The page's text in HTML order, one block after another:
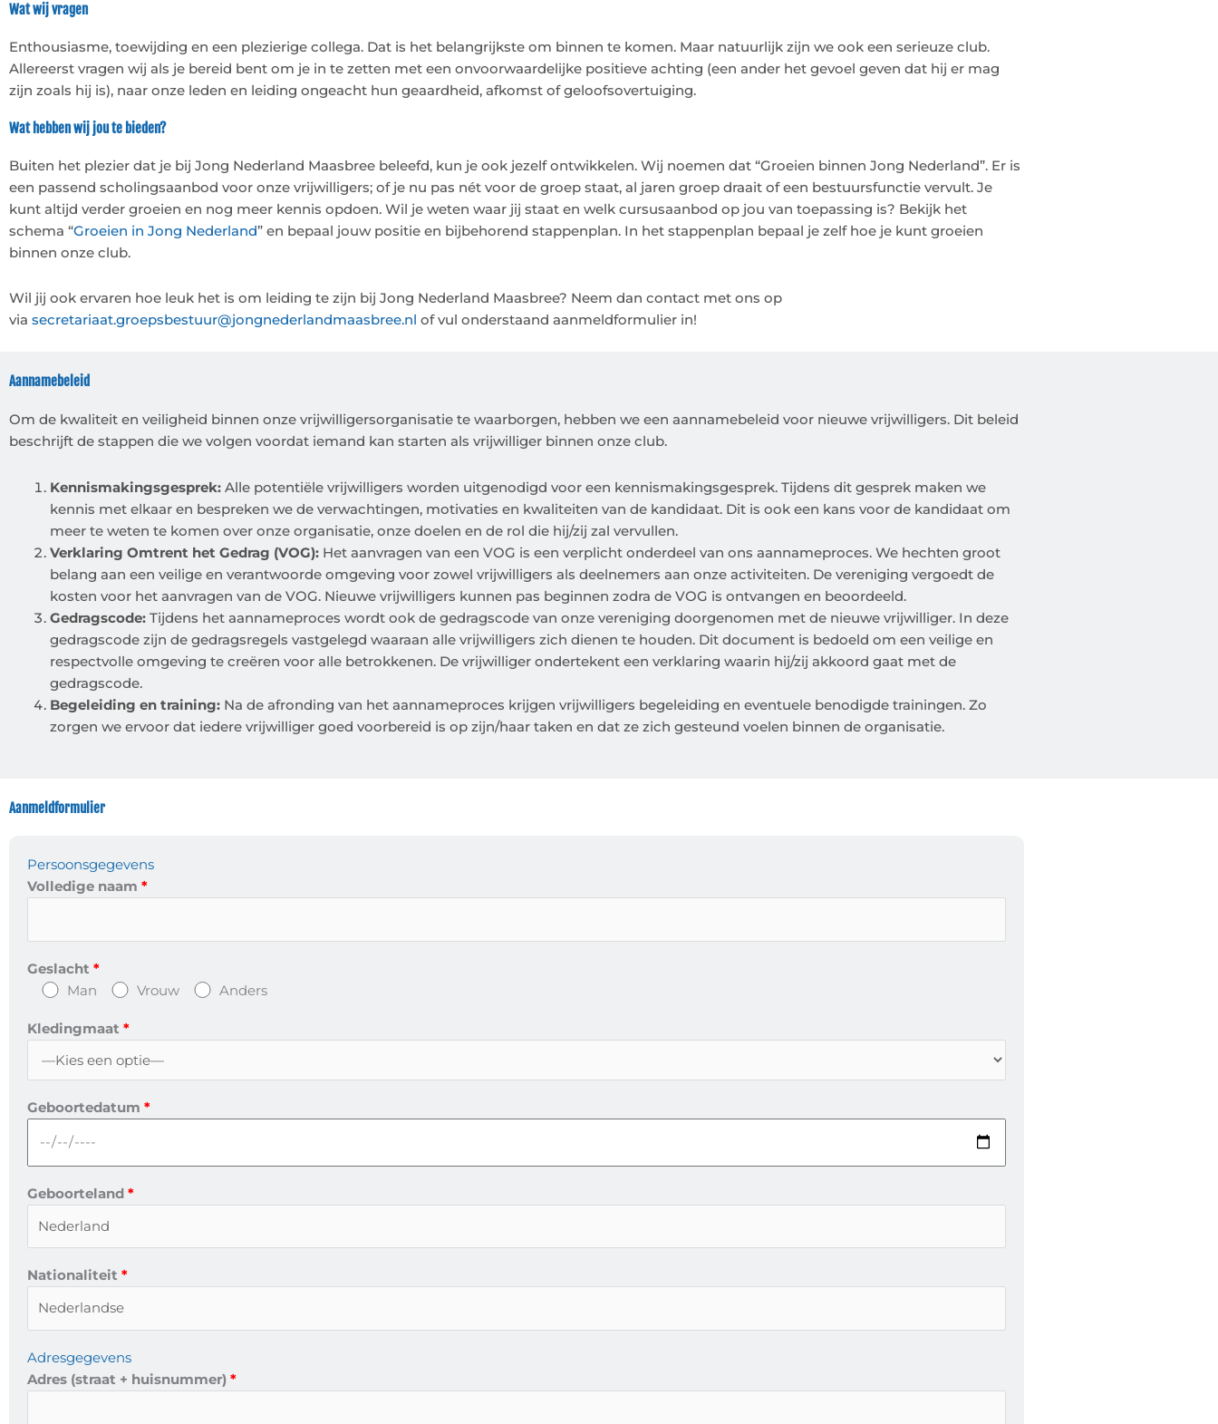
Wat wij vragen
Enthousiasme, toewijding en een plezierige collega. Dat is het belangrijkste om binnen te komen. Maar natuurlijk zijn we ook een serieuze club.
Allereerst vragen wij als je bereid bent om je in te zetten met een onvoorwaardelijke positieve achting (een ander het gevoel geven dat hij er mag
zijn zoals hij is), naar onze leden en leiding ongeacht hun geaardheid, afkomst of geloofsovertuiging.
Wat hebben wij jou te bieden?
Buiten het plezier dat je bij Jong Nederland Maasbree beleefd, kun je ook jezelf ontwikkelen. Wij noemen dat “Groeien binnen Jong Nederland”. Er is
een passend scholingsaanbod voor onze vrijwilligers; of je nu pas nét voor de groep staat, al jaren groep draait of een bestuursfunctie vervult. Je
kunt altijd verder groeien en nog meer kennis opdoen. Wil je weten waar jij staat en welk cursusaanbod op jou van toepassing is? Bekijk het
schema “Groeien in Jong Nederland” en bepaal jouw positie en bijbehorend stappenplan. In het stappenplan bepaal je zelf hoe je kunt groeien
binnen onze club.
Wil jij ook ervaren hoe leuk het is om leiding te zijn bij Jong Nederland Maasbree? Neem dan contact met ons op
via secretariaat.groepsbestuur@jongnederlandmaasbree.nl of vul onderstaand aanmeldformulier in!
Aannamebeleid
Om de kwaliteit en veiligheid binnen onze vrijwilligersorganisatie te waarborgen, hebben we een aannamebeleid voor nieuwe vrijwilligers. Dit beleid
beschrijft de stappen die we volgen voordat iemand kan starten als vrijwilliger binnen onze club.
Kennismakingsgesprek: Alle potentiële vrijwilligers worden uitgenodigd voor een kennismakingsgesprek. Tijdens dit gesprek maken we
kennis met elkaar en bespreken we de verwachtingen, motivaties en kwaliteiten van de kandidaat. Dit is ook een kans voor de kandidaat om
meer te weten te komen over onze organisatie, onze doelen en de rol die hij/zij zal vervullen.
Verklaring Omtrent het Gedrag (VOG): Het aanvragen van een VOG is een verplicht onderdeel van ons aannameproces. We hechten groot
belang aan een veilige en verantwoorde omgeving voor zowel vrijwilligers als deelnemers aan onze activiteiten. De vereniging vergoedt de
kosten voor het aanvragen van de VOG. Nieuwe vrijwilligers kunnen pas beginnen zodra de VOG is ontvangen en beoordeeld.
Gedragscode: Tijdens het aannameproces wordt ook de gedragscode van onze vereniging doorgenomen met de nieuwe vrijwilliger. In deze
gedragscode zijn de gedragsregels vastgelegd waaraan alle vrijwilligers zich dienen te houden. Dit document is bedoeld om een veilige en
respectvolle omgeving te creëren voor alle betrokkenen. De vrijwilliger ondertekent een verklaring waarin hij/zij akkoord gaat met de
gedragscode.
Begeleiding en training: Na de afronding van het aannameproces krijgen vrijwilligers begeleiding en eventuele benodigde trainingen. Zo
zorgen we ervoor dat iedere vrijwilliger goed voorbereid is op zijn/haar taken en dat ze zich gesteund voelen binnen de organisatie.
Aanmeldformulier
Persoonsgegevens
Volledige naam
Geslacht
Man
Vrouw Anders
Kledingmaat
Geboortedatum
Geboorteland
Nationaliteit
Adresgegevens
Adres (straat + huisnummer)